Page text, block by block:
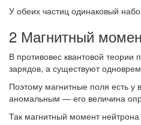
У обеих частиц одинаковый
2 Магнитный
В противовес квантовой
зарядов, а существуют
Поэтому магнитные поля есть у
аномальным — его величина
Так магнитный момент нейтрона